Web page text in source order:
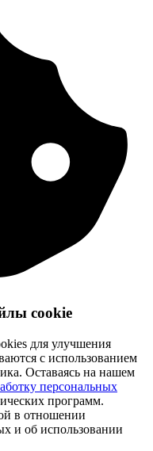
cookie
для улучшения
с использованием
Оставаясь на нашем
персональных
программ.
в отношении
и об использовании